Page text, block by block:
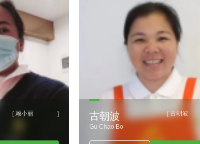
[ 赖小丽 ] [ 古朝波
古朝波
Gu Chao Bo